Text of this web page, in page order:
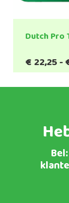
Dutch Pro
€ 22,25-
Bel: